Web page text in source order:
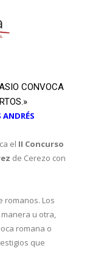
CONVOCA
ANDRÉS
el II Concurso
de Cerezo con
romanos. Los
u otra,
romana o
que